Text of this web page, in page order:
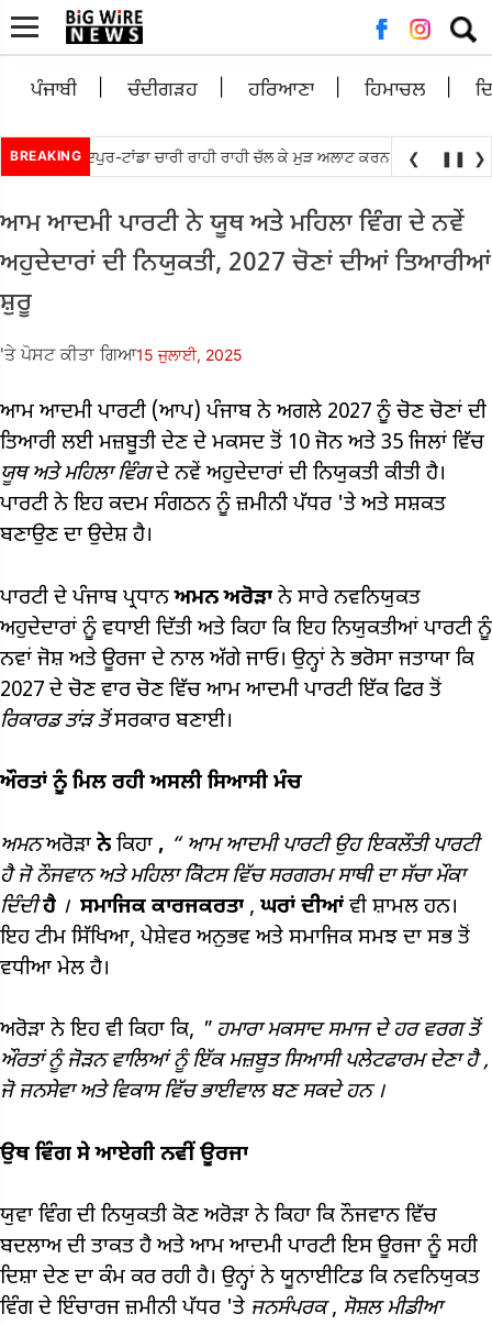
ਲਈ
ਖੋਜ:
ਪੰਜਾਬੀ ਚੰਦੀਗੜਹ ਹਰਿਆਣਾ ਹਿਮਾਚਲ
BREAKING
ਹਰਗੋਬਿੰਦਪੁਰ-ਟਾਂਡਾ ਚਾਰੀ ਰਾਹੀ ਰਾਹੀ ਚੱਲ ਕੇ ਮੁੜ ਅਲਾਟ ਕਰਨ ਦੀ ਮੰਗ •
❮ ❚❚ ❯
ਆਮ ਆਦਮੀ ਪਾਰਟੀ ਨੇ ਯੂਥ ਅਤੇ ਮਹਿਲਾ ਵਿੰਗ ਦੇ ਨਵੇਂ
ਅਹੁਦੇਦਾਰਾਂ ਦੀ ਨਿਯੁਕਤੀ, 2027 ਚੋਣਾਂ ਦੀਆਂ ਤਿਆਰੀਆਂ
ਸ਼ੁਰੂ
'ਤੇ ਪੋਸਟ ਕੀਤਾ ਗਿਆ15 ਜੁਲਾਈ, 2025
ਆਮ ਆਦਮੀ ਪਾਰਟੀ (ਆਪ) ਪੰਜਾਬ ਨੇ ਅਗਲੇ 2027 ਨੂੰ ਚੋਣ ਚੋਣਾਂ ਦੀ
ਤਿਆਰੀ ਲਈ ਮਜ਼ਬੂਤੀ ਦੇਣ ਦੇ ਮਕਸਦ ਤੋਂ 10 ਜੋਨ ਅਤੇ 35 ਜਿਲਾਂ ਵਿੱਚ
ਯੂਥਅਤੇਮਹਿਲਾਵਿੰਗਦੇ ਨਵੇਂ ਅਹੁਦੇਦਾਰਾਂ ਦੀ ਨਿਯੁਕਤੀ ਕੀਤੀ ਹੈ।
ਪਾਰਟੀ ਨੇ ਇਹ ਕਦਮ ਸੰਗਠਨ ਨੂੰ ਜ਼ਮੀਨੀ ਪੱਧਰ 'ਤੇ ਅਤੇ ਸਸ਼ਕਤ
ਬਣਾਉਣ ਦਾ ਉਦੇਸ਼ ਹੈ।
ਪਾਰਟੀ ਦੇ ਪੰਜਾਬ ਪ੍ਰਧਾਨਅਮਨਅਰੋੜਾ ਨੇ ਸਾਰੇ ਨਵਨਿਯੁਕਤ
ਅਹੁਦੇਦਾਰਾਂ ਨੂੰ ਵਧਾਈ ਦਿੱਤੀ ਅਤੇ ਕਿਹਾ ਕਿ ਇਹ ਨਿਯੁਕਤੀਆਂ ਪਾਰਟੀ ਨੂੰ
ਨਵਾਂ ਜੋਸ਼ ਅਤੇ ਊਰਜਾ ਦੇ ਨਾਲ ਅੱਗੇ ਜਾਓ। ਉਨ੍ਹਾਂ ਨੇ ਭਰੋਸਾ ਜਤਾਯਾ ਕਿ
2027 ਦੇ ਚੋਣ ਵਾਰ ਚੋਣ ਵਿੱਚ ਆਮ ਆਦਮੀ ਪਾਰਟੀ ਇੱਕ ਫਿਰ ਤੋਂ
ਰਿਕਾਰਡਤਾਂੜਤੋਂਸਰਕਾਰ ਬਣਾਈ।
ਔਰਤਾਂ ਨੂੰ ਮਿਲ ਰਹੀਅਸਲੀ ਸਿਆਸੀ ਮੰਚ
ਅਮਨਅਰੋੜਾ ਨੇ ਕਿਹਾ , “ ਆਮਆਦਮੀਪਾਰਟੀਉਹਇਕਲੌਤੀਪਾਰਟੀ
ਹੈਜੋਨੌਜਵਾਨਅਤੇਮਹਿਲਾਕੋਿਟਸਵਿੱਚਸਰਗਰਮਸਾਥੀਦਾਸੱਚਾਮੌਕਾ
ਦਿੰਦੀਹੈ । ਸਮਾਜਿਕ ਕਾਰਜਕਰਤਾ , ਘਰਾਂ ਦੀਆਂ ਵੀ ਸ਼ਾਮਲ ਹਨ।
ਇਹ ਟੀਮ ਸਿੱਖਿਆ, ਪੇਸ਼ੇਵਰ ਅਨੁਭਵ ਅਤੇ ਸਮਾਜਿਕ ਸਮਝ ਦਾ ਸਭ ਤੋਂ
ਵਧੀਆ ਮੇਲ ਹੈ।
ਅਰੋੜਾ ਨੇ ਇਹ ਵੀ ਕਿਹਾ ਕਿ, " ਹਮਾਰਾਮਕਸਾਦਸਮਾਜਦੇਹਰਵਰਗਤੋਂ
ਔਰਤਾਂਨੂੰਜੋੜਨ ਵਾਲਿਆਂਨੂੰਇੱਕਮਜ਼ਬੂਤ​​ਸਿਆਸੀਪਲੇਟਫਾਰਮਦੇਣਾਹੈ,
ਜੋਜਨਸੇਵਾਅਤੇਵਿਕਾਸਵਿੱਚਭਾਈਵਾਲਬਣ ਸਕਦੇਹਨ।
ਉਥ ਵਿੰਗ ਸੇਆਏਗੀ ਨਵੀਂ ਊਰਜਾ
ਯੁਵਾ ਵਿੰਗ ਦੀ ਨਿਯੁਕਤੀ ਕੋਣ ਅਰੋੜਾ ਨੇ ਕਿਹਾ ਕਿ ਨੌਜਵਾਨ ਵਿੱਚ
ਬਦਲਾਅ ਦੀ ਤਾਕਤ ਹੈ ਅਤੇ ਆਮ ਆਦਮੀ ਪਾਰਟੀ ਇਸ ਊਰਜਾ ਨੂੰ ਸਹੀ
ਦਿਸ਼ਾ ਦੇਣ ਦਾ ਕੰਮ ਕਰ ਰਹੀ ਹੈ। ਉਨ੍ਹਾਂ ਨੇ ਯੂਨਾਈਟਿਡ ਕਿ ਨਵਨਿਯੁਕਤ
ਵਿੰਗ ਦੇ ਇੰਚਾਰਜ ਜ਼ਮੀਨੀ ਪੱਧਰ 'ਤੇ ਜਨਸੰਪਰਕ, ਸੋਸ਼ਲਮੀਡੀਆ